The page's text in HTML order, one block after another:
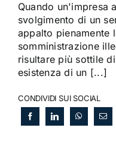
Quando un'impresa
svolgimento di un
appalto pienamente
somministrazione
risultare più sottile
esistenza di un [...]
CONDIVIDI SUI SOCIAL